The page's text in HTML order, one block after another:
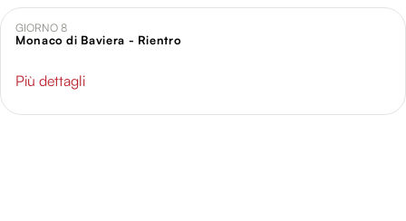
GIORNO 8
Monaco di Baviera - Rientro
Più dettagli